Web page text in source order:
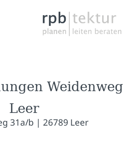
Weidenweg
Leer
31a/b | 26789 Leer